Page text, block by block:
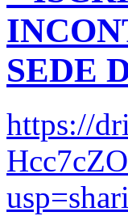
SEDE
https://